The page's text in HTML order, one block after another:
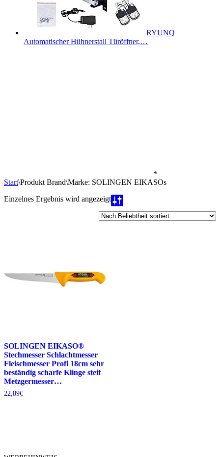
RYUNQ
Automatischer Hühnerstall Türöffner,…
*
Start\Produkt Brand\Marke: SOLINGEN EIKASOs
Einzelnes Ergebnis wird angezeigt
SOLINGEN EIKASO®
Stechmesser Schlachtmesser
Fleischmesser Profi 18cm sehr
beständig scharfe Klinge steif
Metzgermesser…
22,89€